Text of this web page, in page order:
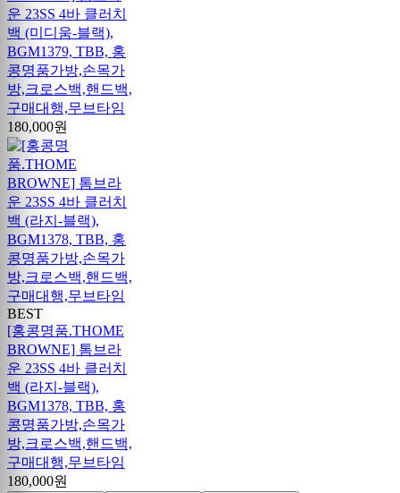
운 23SS 4바 클러치
백 (미디움-블랙),
BGM1379, TBB, 홍
콩명품가방,손목가
방,크로스백,핸드백,
구매대행,무브타임
180,000원
BEST
[홍콩명품.THOME
BROWNE] 톰브라
운 23SS 4바 클러치
백 (라지-블랙),
BGM1378, TBB, 홍
콩명품가방,손목가
방,크로스백,핸드백,
구매대행,무브타임
180,000원